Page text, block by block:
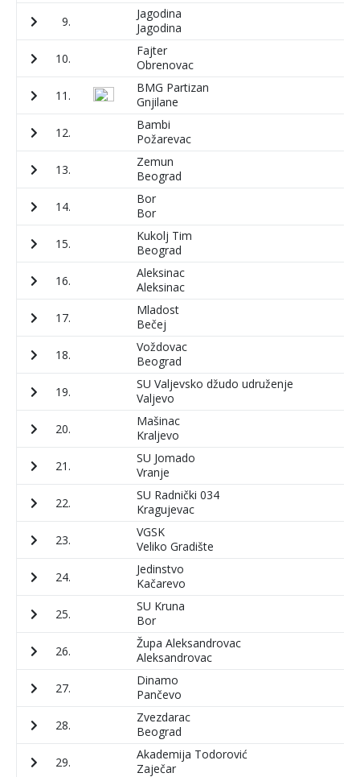
9.
Jagodina
Jagodina
10.
Fajter
Obrenovac
11.
BMG Partizan
Gnjilane
12.
Bambi
Požarevac
13.
Zemun
Beograd
14.
Bor
Bor
15.
Kukolj Tim
Beograd
16.
Aleksinac
Aleksinac
17.
Mladost
Bečej
18.
Voždovac
Beograd
19.
SU Valjevsko džudo udruženje
Valjevo
20.
Mašinac
Kraljevo
21.
SU Jomado
Vranje
22.
SU Radnički 034
Kragujevac
23.
VGSK
Veliko Gradište
24.
Jedinstvo
Kačarevo
25.
SU Kruna
Bor
26.
Župa Aleksandrovac
Aleksandrovac
27.
Dinamo
Pančevo
28.
Zvezdarac
Beograd
29.
Akademija Todorović
Zaječar